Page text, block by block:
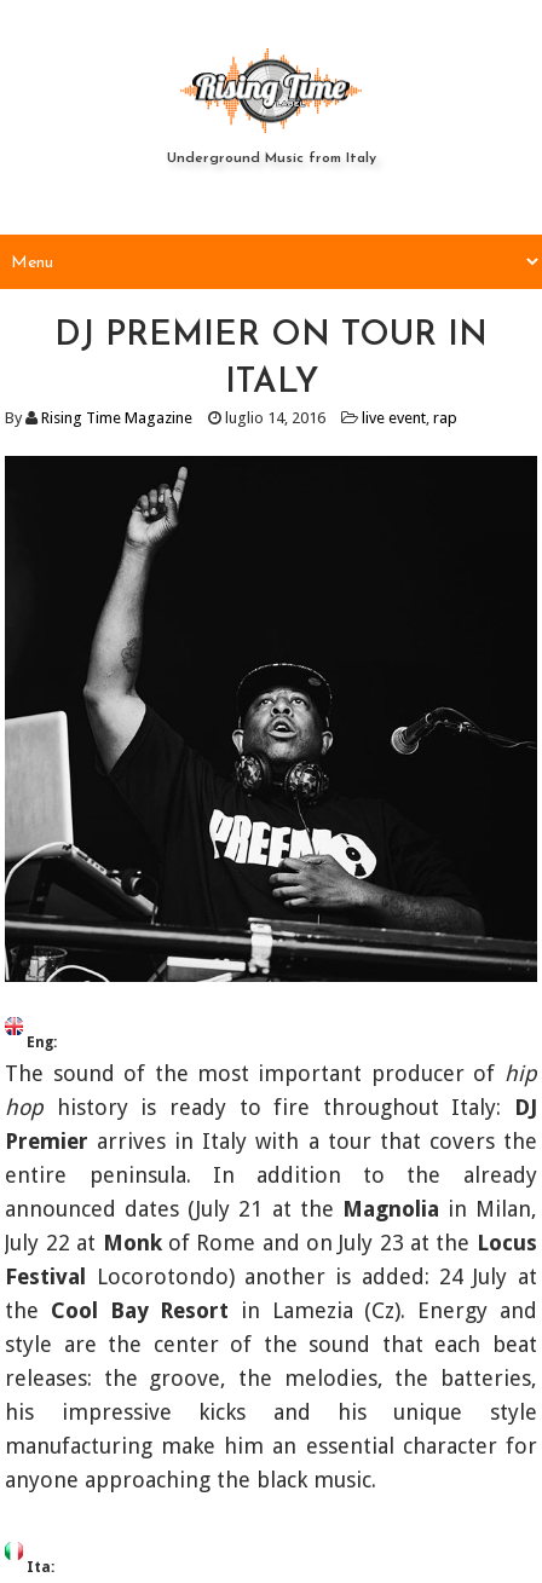
Underground Music from Italy
DJ PREMIER ON TOUR IN
ITALY
By Rising Time Magazine luglio 14, 2016 live event,rap
Eng:
The sound of the most important producer of hip
hop history is ready to fire throughout Italy:
DJ
Premier arrives in Italy with a tour that covers the
entire peninsula. In addition to the already
announced dates (July 21 at the Magnolia in Milan,
July 22 at Monkof Rome and on July 23 at the Locus
Festival
Locorotondo) another is added: 24 July at
the Cool Bay Resort in Lamezia (Cz). Energy and
style are the center of the sound that each beat
releases: the groove, the melodies, the batteries,
his impressive kicks and his unique style
manufacturing make him an essential character for
anyone approaching the black music.
Ita: